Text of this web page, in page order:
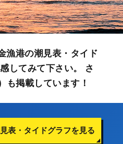
漁港の潮見表・タイド
してみて下さい。 さ
も掲載しています！
表・タイドグラフを見る